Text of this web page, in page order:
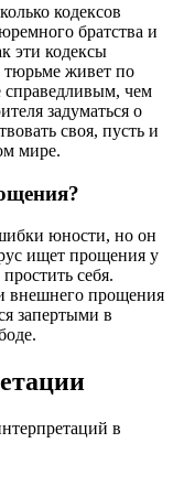
кодексов
братства и
эти кодексы
тюрьме живет по
справедливым, чем
задуматься о
своя, пусть и
мире.
юности, но он
ищет прощения у
себя.
внешнего прощения
запертыми в
в